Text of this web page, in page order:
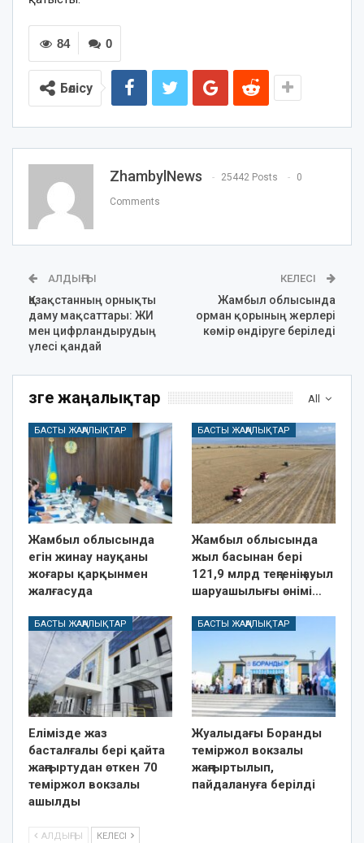
0
84
Бөлісу
ZhambylNews 25442 Posts 0
Comments
АЛДЫҢҒЫ
Қазақстанның орнықты
даму мақсаттары: ЖИ
мен цифрландырудың
үлесі қандай
КЕЛЕСІ
Жамбыл облысында
орман қорының жерлері
көмір өндіруге беріледі
All
Өзге жаңалықтар
БАСТЫ ЖАҢАЛЫҚТАР
Жамбыл облысында
егін жинау науқаны
жоғары қарқынмен
жалғасуда
БАСТЫ ЖАҢАЛЫҚТАР
Жамбыл облысында
жыл басынан бері
121,9 млрд теңгенің ауыл
шаруашылығы өнімі…
БАСТЫ ЖАҢАЛЫҚТАР
Елімізде жаз
басталғалы бері қайта
жаңғыртудан өткен 70
теміржол вокзалы
ашылды
БАСТЫ ЖАҢАЛЫҚТАР
Жуалыдағы Боранды
теміржол вокзалы
жаңғыртылып,
пайдалануға берілді
АЛДЫҢҒЫ КЕЛЕСІ